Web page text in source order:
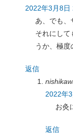
2022年3月8日
あ、でも、
それにして
うか、極
返信
2022年
お灸
返信